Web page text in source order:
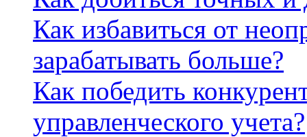
Как избавиться от
зарабатывать больше?
Как победить
управленческого учета?